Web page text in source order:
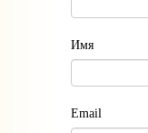
Имя
Email